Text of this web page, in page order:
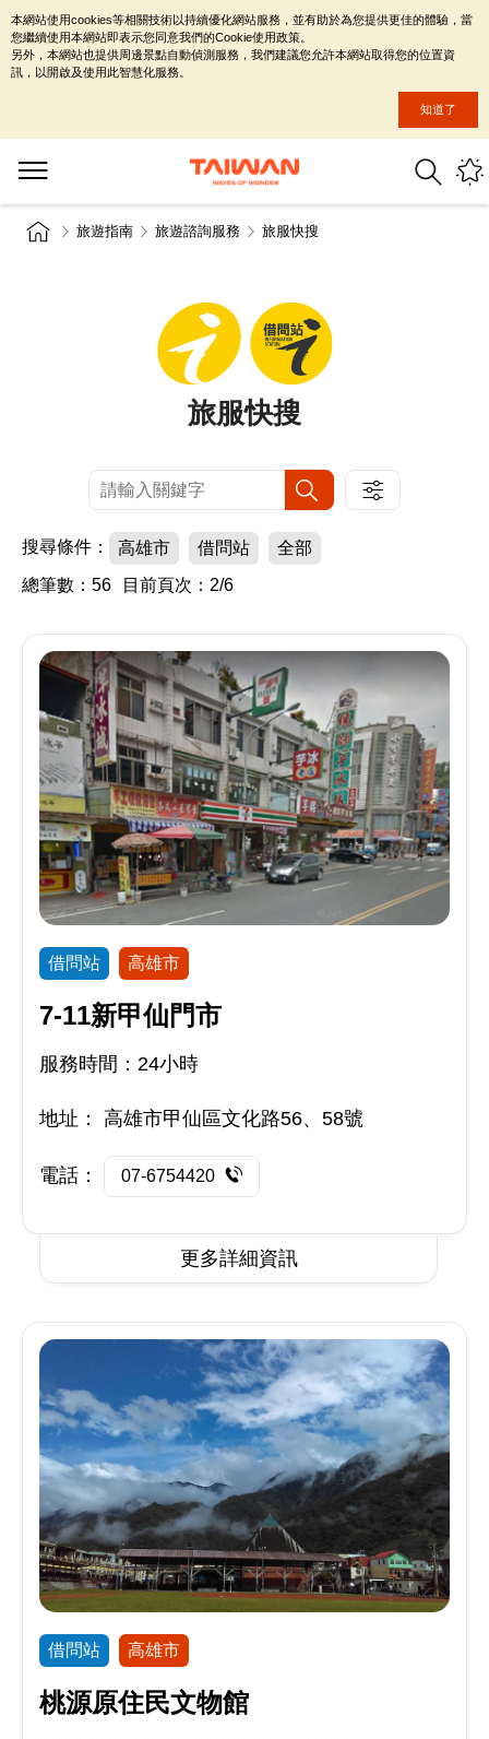
旅遊指南 旅遊諮詢服務 旅服快搜
旅服快搜
搜尋條件： 高雄市 借問站
全部
總筆數：56
目前頁次：2/6
借問站 高雄市
7-11新甲仙門市
服務時間：24小時
地址： 高雄市甲仙區文化路56、58號
電話： 07-6754420
更多詳細資訊
借問站 高雄市
桃源原住民文物館
本網站使用cookies等相關技術以持續優化網站服務，並有助於為您提供更佳的體驗，當
您繼續使用本網站即表示您同意我們的Cookie使用政策。
另外，本網站也提供周邊景點自動偵測服務，我們建議您允許本網站取得您的位置資
訊，以開啟及使用此智慧化服務。
知道了